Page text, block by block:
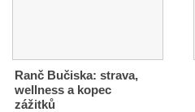
Ranč Bučiska: strava,
wellness a kopec
zážitků